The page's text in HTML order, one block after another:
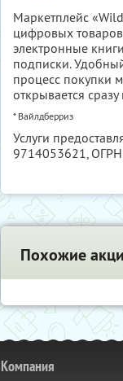
Маркетплейс
цифровых
электронные
подписки.
процесс покупки
открывается
* Вайлдберриз
Услуги
9714053621,
Похожие
Компания